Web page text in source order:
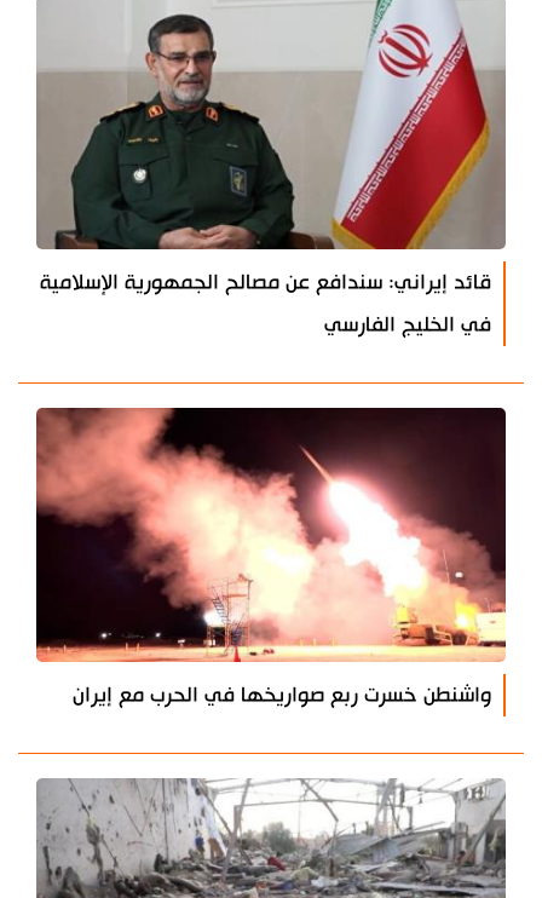
قائد إيراني: سندافع عن مصالح الجمهورية الإسلامية
في الخليج الفارسي
واشنطن خسرت ربع صواريخها في الحرب مع إيران